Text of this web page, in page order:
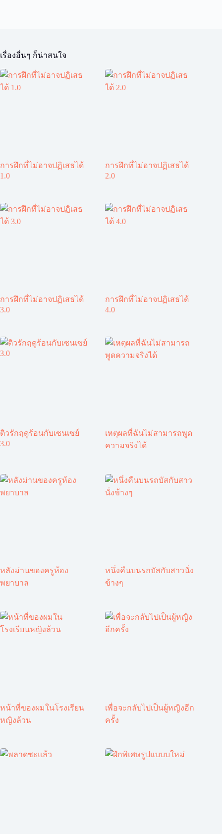
เรื่องอื่นๆ ก็น่าสนใจ
การฝึกที่ไม่อาจปฏิเสธได้
1.0
การฝึกที่ไม่อาจปฏิเสธได้
2.0
การฝึกที่ไม่อาจปฏิเสธได้
3.0
การฝึกที่ไม่อาจปฏิเสธได้
4.0
ติวรักฤดูร้อนกับเซนเซย์
3.0
เหตุผลที่ฉันไม่สามารถพูด
ความจริงได้
หลังม่านของครูห้อง
พยาบาล
หนึ่งคืนบนรถบัสกับสาวนั่ง
ข้างๆ
หน้าที่ของผมในโรงเรียน
หญิงล้วน
เพื่อจะกลับไปเป็นผู้หญิงอีก
ครั้ง